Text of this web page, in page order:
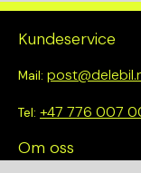
Kundeservice
Mail:
Tel: +47 776 007
Om oss